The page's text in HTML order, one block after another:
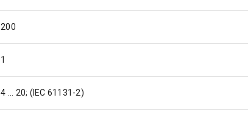
200
1
4 ... 20; (IEC 61131-2)